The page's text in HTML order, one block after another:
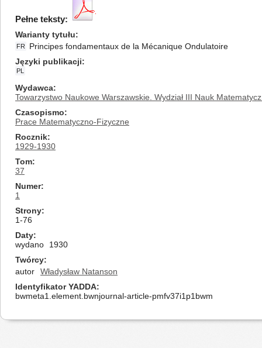
Pełne teksty:
Warianty tytułu
FR
Principes fondamentaux de la Mécanique Ondulatoire
Języki publikacji
PL
Wydawca
Towarzystwo Naukowe Warszawskie. Wydział III Nauk
Czasopismo
Prace Matematyczno-Fizyczne
Rocznik
1929-1930
Tom
37
Numer
1
Strony
1-76
Daty
wydano
1930
Twórcy
autor
Władysław Natanson
Identyfikator YADDA
bwmeta1.element.bwnjournal-article-pmfv37i1p1bwm